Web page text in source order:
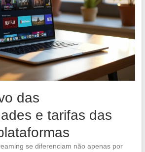
das
e tarifas das
se diferenciam não apenas por